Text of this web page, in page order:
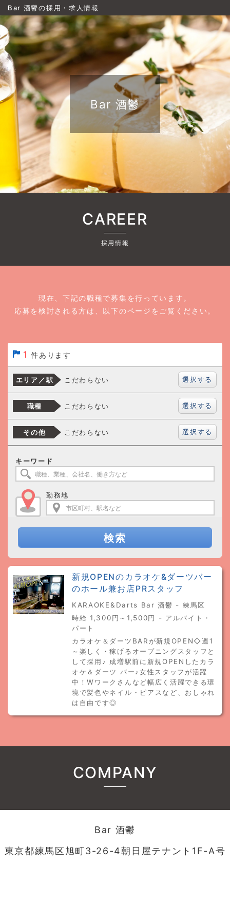
Bar 酒鬱の採用・求人情報
Bar 酒鬱
CAREER
採用情報
現在、下記の職種で募集を行っています。
応募を検討される方は、以下のページをご覧ください。
1 件あります
エリア／駅 こだわらない 選択する
職種 こだわらない 選択する
その他 こだわらない 選択する
キーワード
勤務地
検索
新規OPENのカラオケ&ダーツバー
のホール兼お店PRスタッフ
KARAOKE&Darts Bar 酒鬱 - 練馬区
時給 1,300円～1,500円 - アルバイト・
パート
カラオケ＆ダーツBARが新規OPEN◇週1
～楽しく・稼げるオープニングスタッフと
して採用♪ 成増駅前に新規OPENしたカラ
オケ＆ダーツ バー♪女性スタッフが活躍
中！Wワークさんなど幅広く活躍できる環
境で髪色やネイル・ピアスなど、おしゃれ
は自由です◎
COMPANY
Bar 酒鬱
東京都練馬区旭町3-26-4朝日屋テナント1F-A号